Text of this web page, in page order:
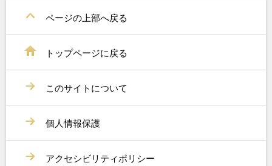
ページの上部へ戻る
トップページに戻る
このサイトについて
個人情報保護
アクセシビリティポリシー